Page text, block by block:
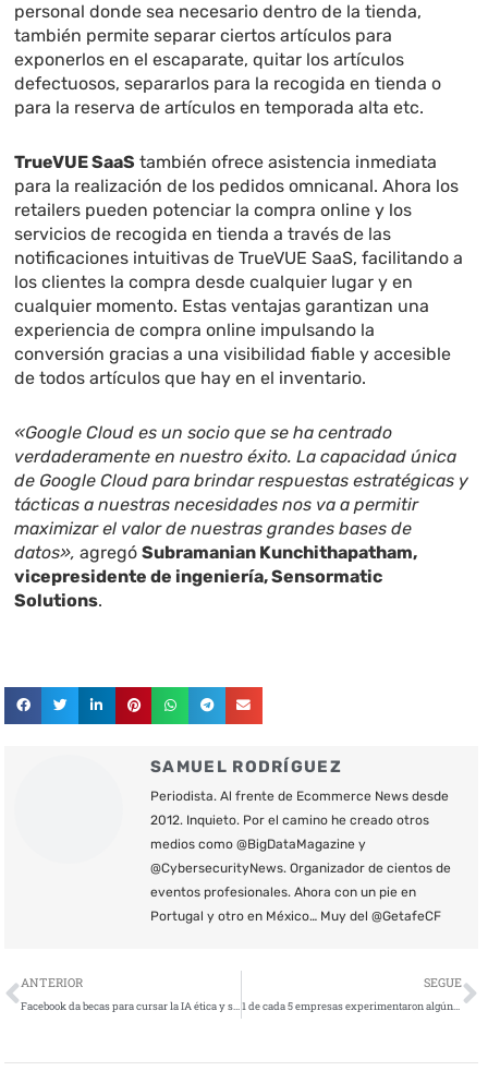
personal donde sea necesario dentro de la tienda,
también permite separar ciertos artículos para
exponerlos en el escaparate, quitar los artículos
defectuosos, separarlos para la recogida en tienda o
para la reserva de artículos en temporada alta etc.
TrueVUE SaaS también ofrece asistencia inmediata
para la realización de los pedidos omnicanal. Ahora los
retailers pueden potenciar la compra online y los
servicios de recogida en tienda a través de las
notificaciones intuitivas de TrueVUE SaaS, facilitando a
los clientes la compra desde cualquier lugar y en
cualquier momento. Estas ventajas garantizan una
experiencia de compra online impulsando la
conversión gracias a una visibilidad fiable y accesible
de todos artículos que hay en el inventario.
«Google Cloud es un socio que se ha centrado
verdaderamente en nuestro éxito. La capacidad única
de Google Cloud para brindar respuestas estratégicas y
tácticas a nuestras necesidades nos va a permitir
maximizar el valor de nuestras grandes bases de
datos», agregóSubramanian Kunchithapatham,
vicepresidente de ingeniería, Sensormatic
Solutions.
SAMUEL RODRÍGUEZ
Periodista. Al frente de Ecommerce News desde
2012. Inquieto. Por el camino he creado otros
medios como @BigDataMagazine y
@CybersecurityNews. Organizador de cientos de
eventos profesionales. Ahora con un pie en
Portugal y otro en México… Muy del @GetafeCF
Ant
ANTERIOR
Facebook da becas para cursar la IA ética y segura
SEGUE
1 de cada 5 empresas experimentaron algún incidente de seguridad en la nube